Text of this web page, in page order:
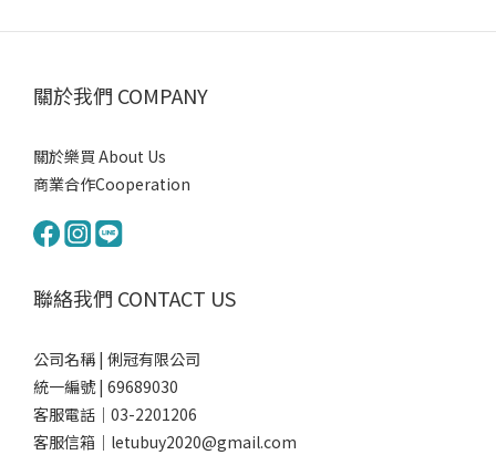
關於我們 COMPANY
關於樂買 About Us
商業合作Cooperation
聯絡我們 CONTACT US
公司名稱 | 俐冠有限公司
統一編號 | 69689030
客服電話｜03-2201206
客服信箱｜letubuy2020@gmail.com